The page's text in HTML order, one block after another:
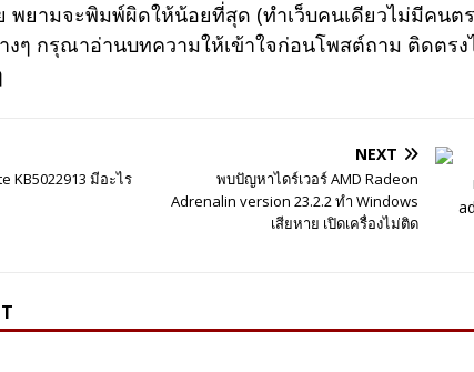
พยามจะพิมพ์ผิดให้น้อยที่สุด (ทำเว็บคนเดียวไม่มีคนต
งๆ กรุณาอ่านบทความให้เข้าใจก่อนโพสต์ถาม ติดตร
KB5022913 มีอะไร
NEXT
พบปัญหาไดร์เวอร์ AMD Radeon
Adrenalin version 23.2.2 ทำ Windows
เสียหาย เปิดเครื่องไม่ติด